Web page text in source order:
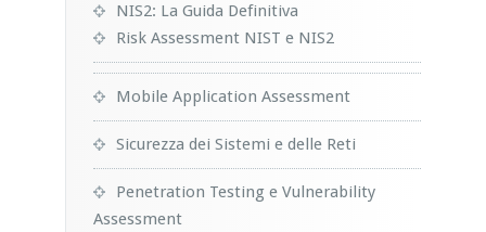
NIS2: La Guida Definitiva
Risk Assessment NIST e NIS2
Mobile Application Assessment
Sicurezza dei Sistemi e delle Reti
Penetration Testing e Vulnerability
Assessment